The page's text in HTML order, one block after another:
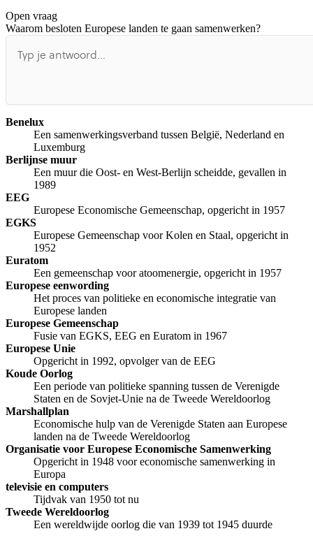
De uitleg gaat te langzaam
Open vraag
Waarom besloten Europese landen te gaan samenwerken?
Benelux
Een samenwerkingsverband tussen België, Nederland en
Luxemburg
Berlijnse muur
Een muur die Oost- en West-Berlijn scheidde, gevallen in
1989
EEG
Europese Economische Gemeenschap, opgericht in 1957
EGKS
Europese Gemeenschap voor Kolen en Staal, opgericht in
1952
Euratom
Een gemeenschap voor atoomenergie, opgericht in 1957
Europese eenwording
Het proces van politieke en economische integratie van
Europese landen
Europese Gemeenschap
Fusie van EGKS, EEG en Euratom in 1967
Europese Unie
Opgericht in 1992, opvolger van de EEG
Koude Oorlog
Een periode van politieke spanning tussen de Verenigde
Staten en de Sovjet-Unie na de Tweede Wereldoorlog
Marshallplan
Economische hulp van de Verenigde Staten aan Europese
landen na de Tweede Wereldoorlog
Organisatie voor Europese Economische Samenwerking
Opgericht in 1948 voor economische samenwerking in
Europa
televisie en computers
Tijdvak van 1950 tot nu
Tweede Wereldoorlog
Een wereldwijde oorlog die van 1939 tot 1945 duurde